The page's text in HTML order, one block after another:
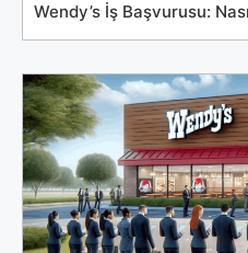
Wendy’s İş Başvurusu: